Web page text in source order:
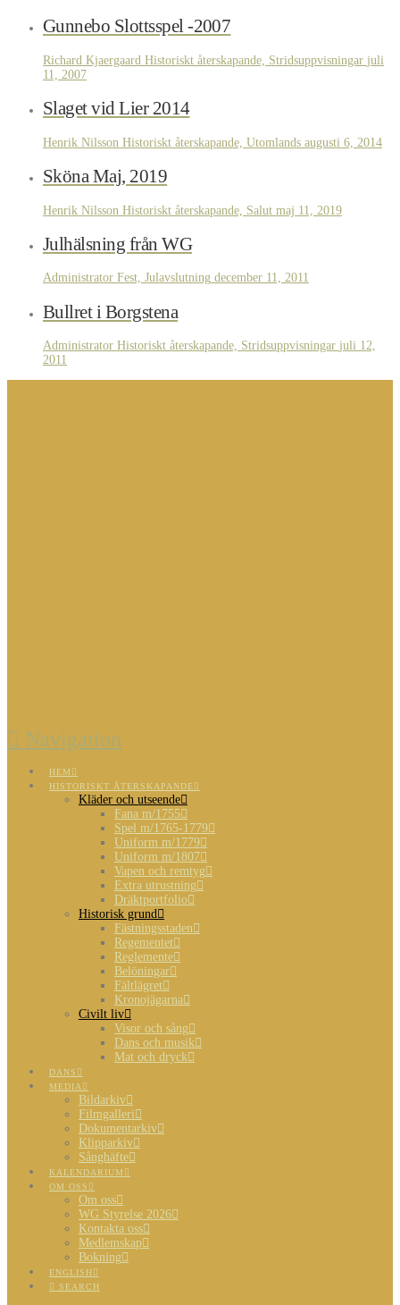
Navigation
HEM
HISTORISKT ÅTERSKAPANDE
Kläder och utseende
Fana m/1755
Spel m/1765-1779
Uniform m/1779
Uniform m/1807
Vapen och remtyg
Extra utrustning
Dräktportfolio
Historisk grund
Fästningsstaden
Regementet
Reglemente
Belöningar
Fältlägret
Kronojägarna
Civilt liv
Visor och sång
Dans och musik
Mat och dryck
DANS
MEDIA
Bildarkiv
Filmgalleri
Dokumentarkiv
Klipparkiv
Sånghäfte
KALENDARIUM
OM OSS
Om oss
WG Styrelse 2026
Kontakta oss
Medlemskap
Bokning
ENGLISH
SEARCH